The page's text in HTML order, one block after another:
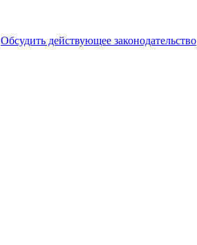
Обсудить действующее законодательство